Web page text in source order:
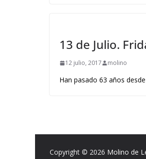
13 de Julio.
12 julio, 2017 molino
Han pasado 63 años
Copyright © 2026 Molino de